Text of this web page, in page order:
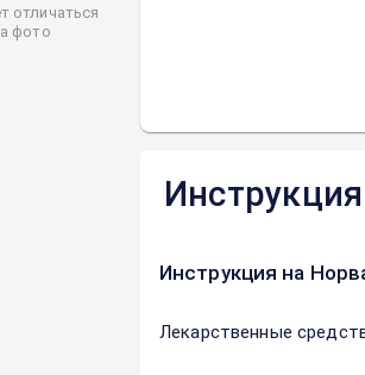
отличаться
фото
Инструкция
Инструкция на
Лекарственные